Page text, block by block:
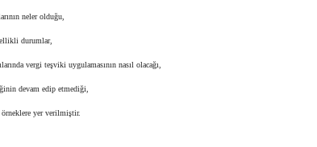
neler olduğu,
durumlar,
vergi teşviki uygulamasının nasıl olacağı,
devam edip etmediği,
yer verilmiştir.